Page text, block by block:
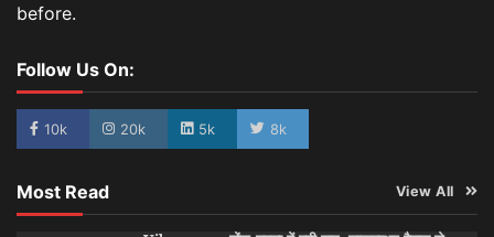
before.
Follow Us On:
10k 20k 5k 8k
Most Read View All